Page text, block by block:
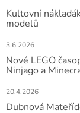
Kultovní
modelů
3.6.2026
Nové LEGO
Ninjago a
20.4.2026
Dubnová